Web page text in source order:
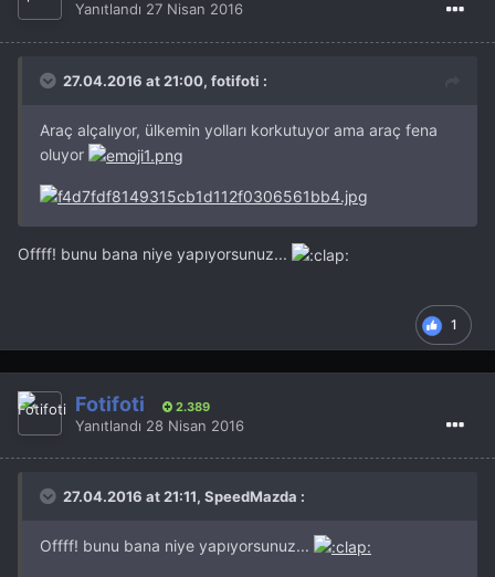
Yanıtlandı 27 Nisan 2016
27.04.2016 at 21:00, fotifoti :
Araç alçalıyor, ülkemin yolları korkutuyor ama araç fena
oluyor
Offff! bunu bana niye yapıyorsunuz...
1
Fotifoti 2.389
Yanıtlandı 28 Nisan 2016
27.04.2016 at 21:11, SpeedMazda :
Offff! bunu bana niye yapıyorsunuz...